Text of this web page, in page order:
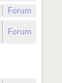
Forum
Forum